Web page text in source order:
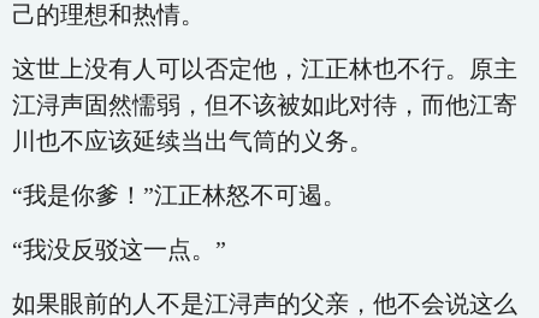
己的理想和热情。
这世上没有人可以否定他，江正林也不行。原主
江浔声固然懦弱，但不该被如此对待，而他江寄
川也不应该延续当出气筒的义务。
“我是你爹！”江正林怒不可遏。
“我没反驳这一点。”
如果眼前的人不是江浔声的父亲，他不会说这么